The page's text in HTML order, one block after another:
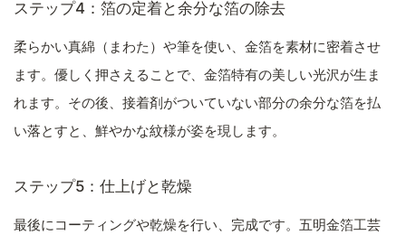
ステップ4：箔の定着と余分な箔の除去
柔らかい真綿（まわた）や筆を使い、金箔を素材に密着させ
ます。優しく押さえることで、金箔特有の美しい光沢が生ま
れます。その後、接着剤がついていない部分の余分な箔を払
い落とすと、鮮やかな紋様が姿を現します。
ステップ5：仕上げと乾燥
最後にコーティングや乾燥を行い、完成です。五明金箔工芸